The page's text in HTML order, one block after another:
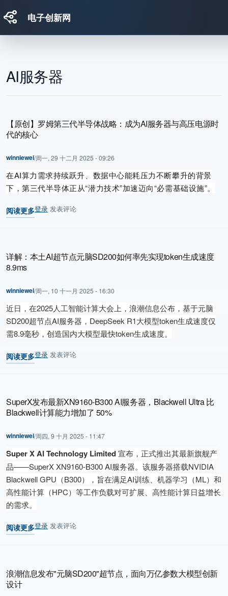
电子创新网
AI服务器
【原创】罗姆第三代半导体战略：成为AI服务器与高压电源时
代的核心
winniewei/周一, 29 十二月 2025 - 09:26
在AI算力需求持续跃升、数据中心能耗压力不断攀升的背景
下，第三代半导体正从“潜力技术”加速迈向“必需基础设施”。
阅读更多
关于 【原创】罗姆第三代半导体战略：成为AI服务器与高压电源时代
登录 发表评论
详解：本土AI超节点元脑SD200如何率先实现token生成速度
8.9ms
winniewei/周一, 10 十一月 2025 - 16:30
近日，在2025人工智能计算大会上，浪潮信息公布，基于元脑
SD200超节点AI服务器，DeepSeek R1大模型token生成速度仅
需8.9毫秒，创造国内大模型最快token生成速度。
阅读更多
关于 详解：本土AI超节点元脑SD200如何率先实现token生成速度
登录 发表评论
SuperX发布最新XN9160-B300 AI服务器，Blackwell Ultra 比
Blackwell计算能力增加了 50%
winniewei/周四, 9 十月 2025 - 11:47
Super X AI Technology Limited宣布，正式推出其最新旗舰产
品——SuperX XN9160-B300 AI服务器。该服务器搭载NVIDIA
Blackwell GPU（B300），旨在满足AI训练、机器学习（ML）和
高性能计算（HPC）等工作负载对可扩展、高性能计算日益增长
的需求。
阅读更多
关于 SuperX发布最新XN9160-B300 AI服务器，Blackwell Ultra 比
登录 发表评论
浪潮信息发布"元脑SD200"超节点，面向万亿参数大模型创新
设计